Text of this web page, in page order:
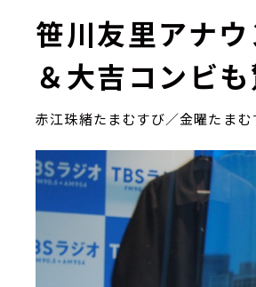
笹川友里アナウ
＆大吉コンビ
赤江珠緒たまむすび／金曜たまむ